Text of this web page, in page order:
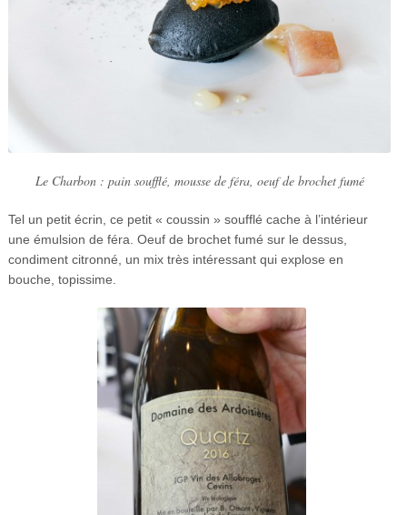
Le Charbon : pain soufflé, mousse de féra, oeuf de brochet fumé
Tel un petit écrin, ce petit « coussin » soufflé cache à l’intérieur
une émulsion de féra. Oeuf de brochet fumé sur le dessus,
condiment citronné, un mix très intéressant qui explose en
bouche, topissime.